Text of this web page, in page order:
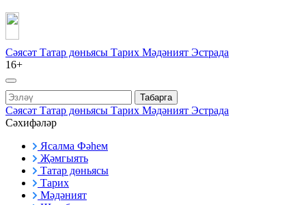
Сәясәт Татар дөньясы Тарих Мәдәният Эстрада
16+
Табарга
Сәясәт Татар дөньясы Тарих Мәдәният Эстрада
Сәхифәләр
Ясалма Фәһем
Җәмгыять
Татар дөньясы
Тарих
Мәдәният